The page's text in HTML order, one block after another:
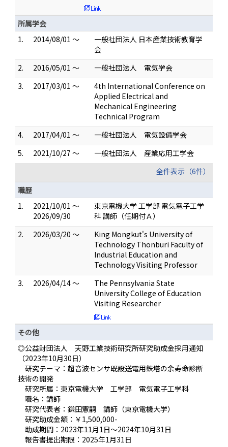
所属学会
1.
2014/08/01 ～
一般社団法人 日本産業技術教育学
会
2.
2016/05/01 ～
一般社団法人 電気学会
3.
2017/03/01 ～
4th International Conference on
Applied Electrical and
Mechanical Engineering
Technical Program
4.
2017/04/01 ～
一般社団法人 電気設備学会
5.
2021/10/27 ～
一般社団法人 産業応用工学会
全件表示（6件）
職歴
1.
2021/10/01 ～
2026/09/30
東京電機大学 工学部 電気電子工学
科 講師（任期付Ａ）
2.
2026/03/20 ～
King Mongkut's University of
Technology Thonburi Faculty of
Industrial Education and
Technology Visiting Professor
3.
2026/04/14 ～
The Pennsylvania State
University College of Education
Visiting Researcher
その他
◎公益財団法人 天野工業技術研究所研究助成金採用通知
（2023年10月30日）
研究テーマ：超音波センサ既設送電用鉄塔の余寿命診断
技術の開発
研究所属：東京電機大学 工学部 電気電子工学科
職名：講師
研究代表者：鎌田憲嗣 講師（東京電機大学）
研究助成金額：￥1,500,000-
助成期間：2023年11月1日～2024年10月31日
報告書提出期限：2025年1月31日